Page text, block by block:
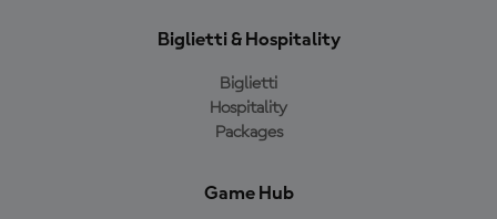
Biglietti & Hospitality
Biglietti
Hospitality
Packages
Game Hub